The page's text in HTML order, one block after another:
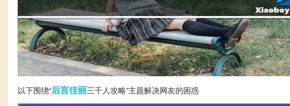
以下围绕“后宫佳丽三千人攻略”主题解决网友的困惑